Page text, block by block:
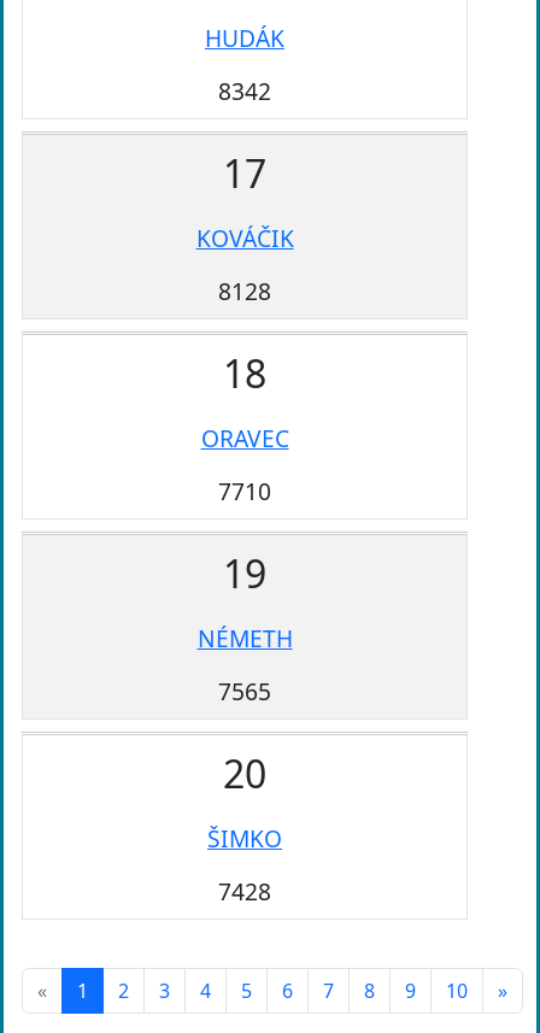
HUDÁK
8342
17
KOVÁČIK
8128
18
ORAVEC
7710
19
NÉMETH
7565
20
ŠIMKO
7428
« 1 2 3 4 5 6 7 8 9 10 »